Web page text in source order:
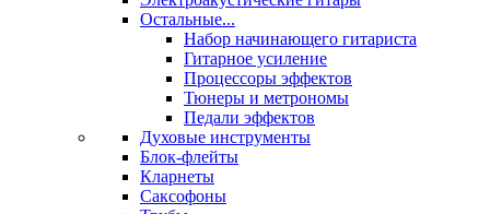
Остальные...
Набор начинающего гитариста
Гитарное усиление
Процессоры эффектов
Тюнеры и метрономы
Педали эффектов
Духовые инструменты
Блок-флейты
Кларнеты
Саксофоны